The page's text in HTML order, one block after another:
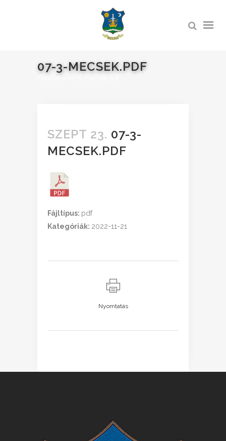
07-3-MECSEK.PDF
SZEPT 23. 07-3-
MECSEK.PDF
Fájltípus: pdf
Kategóriák: 2022-11-21
Nyomtatás